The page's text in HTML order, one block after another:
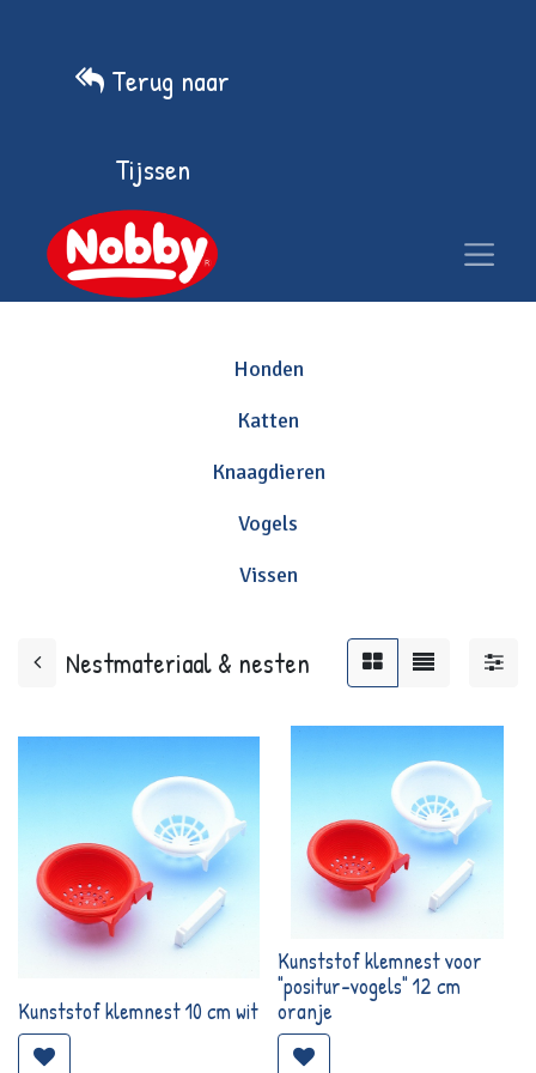
Terug naar
Tijssen
Honden
Katten
Knaagdieren
Vogels
Vissen
Nestmateriaal & nesten
Kunststof klemnest 10 cm wit
Kunststof klemnest voor
"positur-vogels" 12 cm
oranje